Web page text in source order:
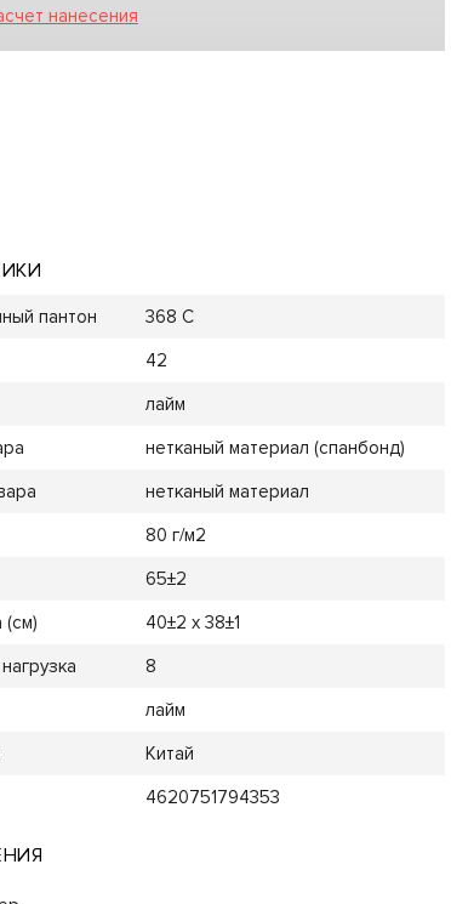
нанесения
пантон
368 C
42
лайм
нетканый материал (спанбонд)
нетканый материал
80 г/м2
65±2
(см)
40±2 х 38±1
8
лайм
Китай
4620751794353